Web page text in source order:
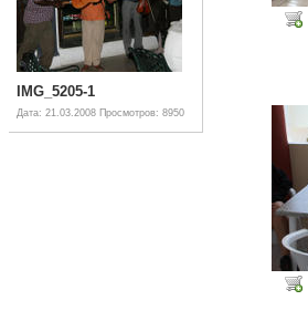
IMG_5205-1
Дата: 21.03.2008 Просмотров: 8950